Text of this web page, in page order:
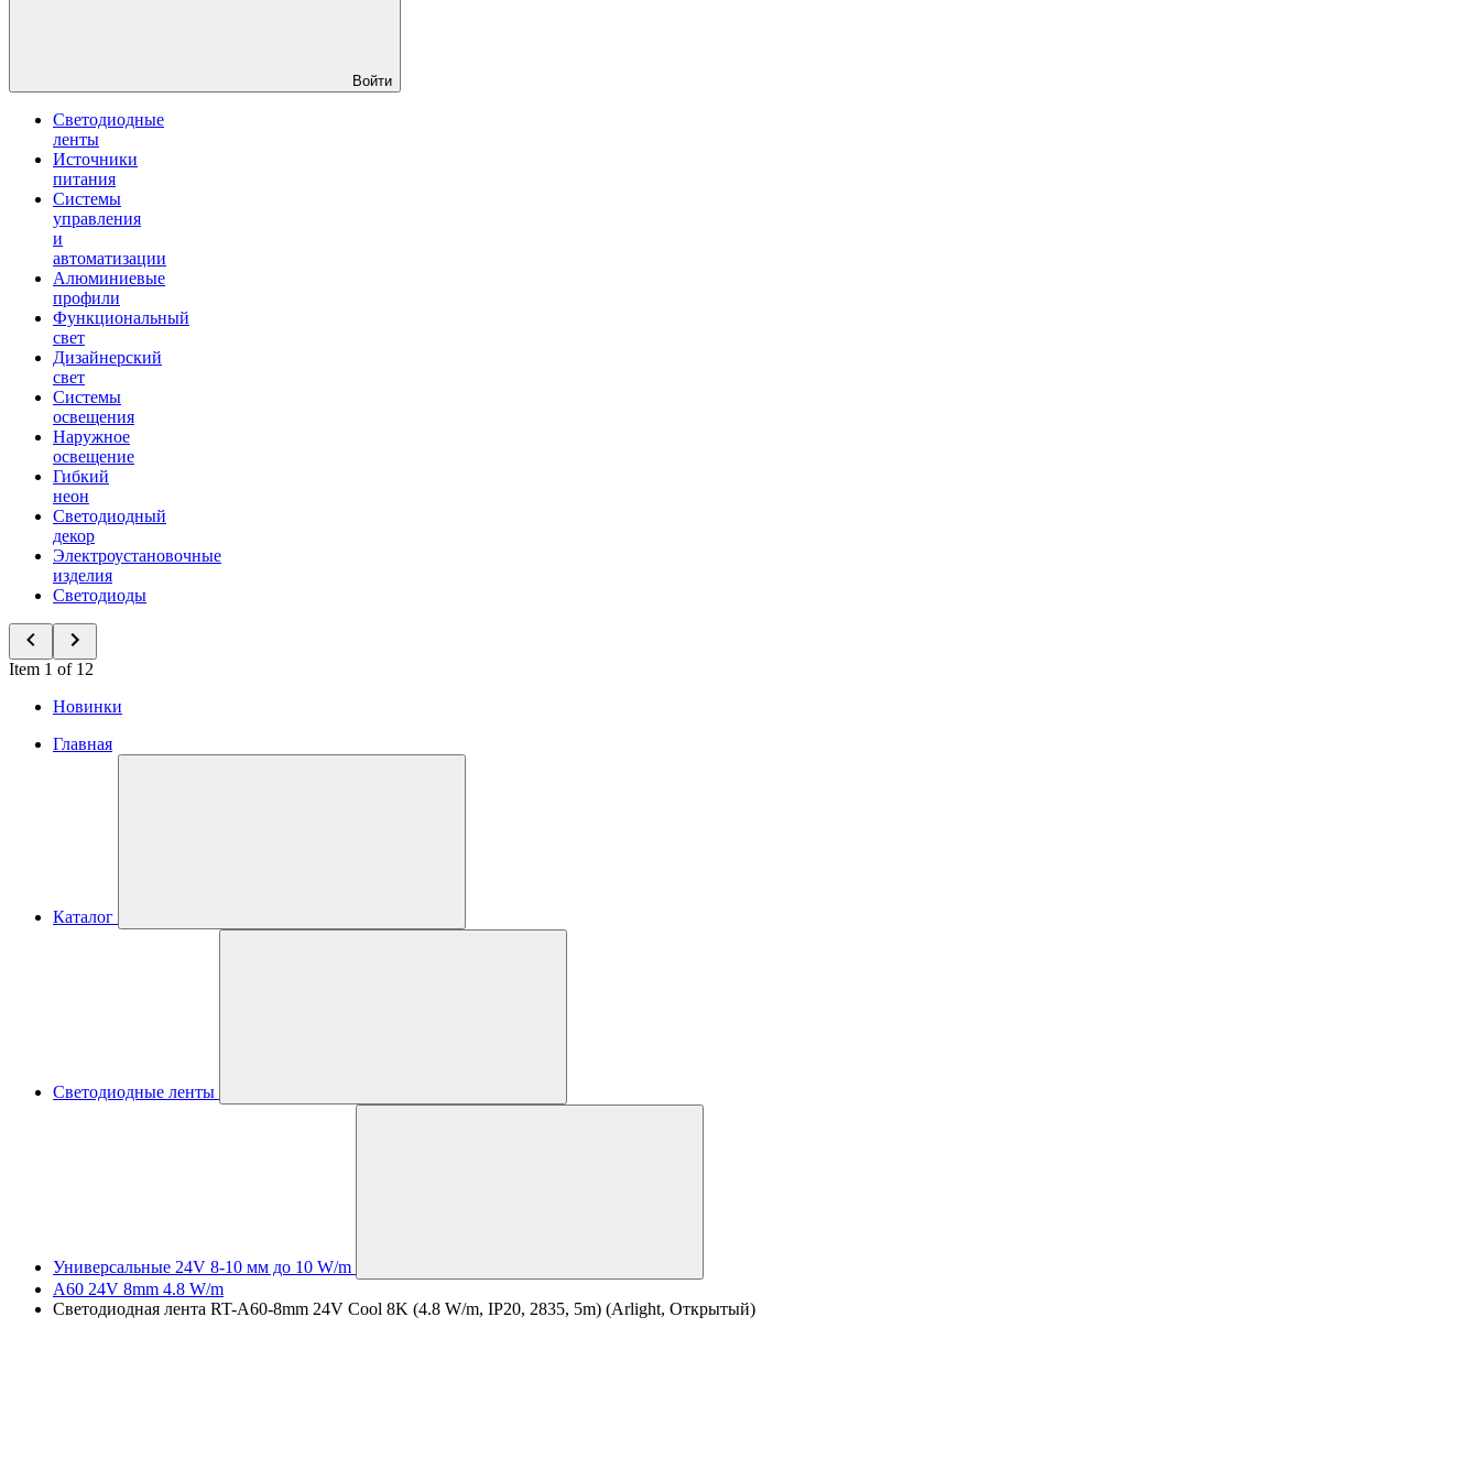
Войти
Светодиодные
ленты
Источники
питания
Системы
управления
и
автоматизации
Алюминиевые
профили
Функциональный
свет
Дизайнерский
свет
Системы
освещения
Наружное
освещение
Гибкий
неон
Светодиодный
декор
Электроустановочные
изделия
Светодиоды
Item 1 of 12
Новинки
Главная
Каталог
Светодиодные ленты
Универсальные 24V 8-10 мм до 10 W/m
A60 24V 8mm 4.8 W/m
Светодиодная лента RT-A60-8mm 24V Cool 8K (4.8 W/m, IP20, 2835, 5m) (Arlight, Открытый)